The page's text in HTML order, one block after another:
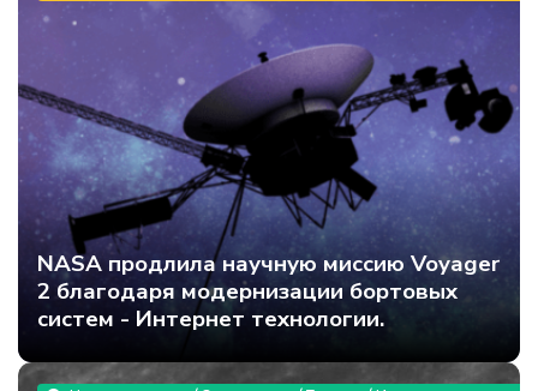
NASA продлила научную миссию Voyager
2 благодаря модернизации бортовых
систем - Интернет технологии.